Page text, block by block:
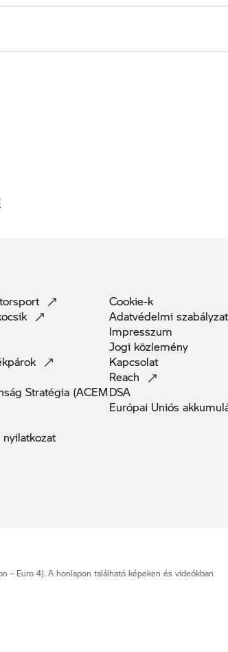
Stratégia (ACEM
nyilatkozat
Cookie-k
Adatvédelmi szabályzat
Impresszum
Jogi közlemény
Kapcsolat
Reach
DSA
Európai Uniós
– Euro 4). A honlapon található képeken és videókban